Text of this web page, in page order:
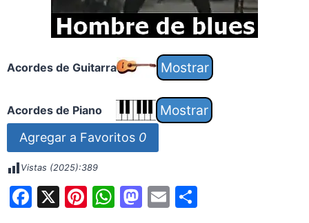
Acordes de Guitarra
Acordes de Piano
Agregar a Favoritos 0
Vistas (2025):389
F X Pi W M E S